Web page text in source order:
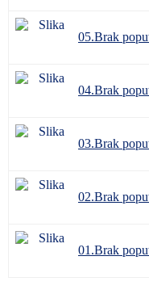
05.Brak
04.Brak
03.Brak
02.Brak
01.Brak